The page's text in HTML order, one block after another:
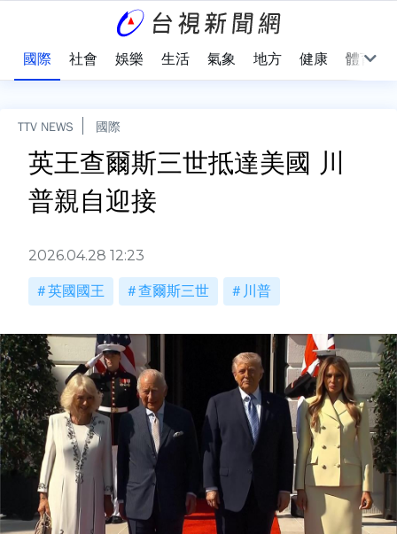
國際 社會 娛樂 生活 氣象 地方 健康 體育
TTV NEWS 國際
英王查爾斯三世抵達美國 川
普親自迎接
2026.04.28 12:23
英國國王 查爾斯三世 川普